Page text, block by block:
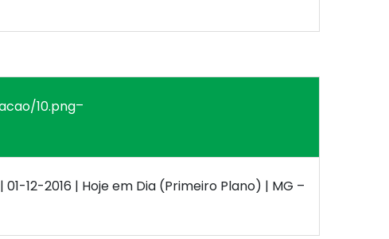
–
| 01-12-2016 | Hoje em Dia (Primeiro Plano) | MG –